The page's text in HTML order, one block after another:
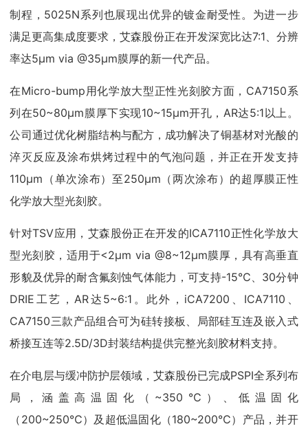
制程，5025N系列也展现出优异的镀金耐受性。为进一步
满足更高集成度要求，艾森股份正在开发深宽比达7:1、分辨
率达5μm via @35μm膜厚的新一代产品。
在Micro-bump用化学放大型正性光刻胶方面，CA7150系
列在50~80μm膜厚下实现10~15μm开孔，AR达5:1以上。
公司通过优化树脂结构与配方，成功解决了铜基材对光酸的
淬灭反应及涂布烘烤过程中的气泡问题，并正在开发支持
110μm（单次涂布）至250μm（两次涂布）的超厚膜正性
化学放大型光刻胶。
针对TSV应用，艾森股份正在开发的ICA7110正性化学放大
型光刻胶，适用于<2μm via @8~12μm膜厚，具有高垂直
形貌及优异的耐含氟刻蚀气体能力，可支持-15℃、30分钟
DRIE工艺，AR达5~6:1。此外，iCA7200、ICA7110、
CA7150三款产品组合可为硅转接板、局部硅互连及嵌入式
桥接互连等2.5D/3D封装结构提供完整光刻胶材料支持。
在介电层与缓冲防护层领域，艾森股份已完成PSPI全系列布
局，涵盖高温固化（~350℃）、低温固化
（200~250℃）及超低温固化（180~200℃）产品，并开